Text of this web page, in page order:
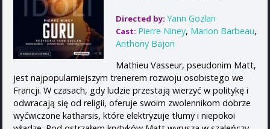
Directed by: Yann Gozlan
Cast: Pierre Niney, Marion Barbeau,
Anthony Bajon
Mathieu Vasseur, pseudonim Matt,
jest najpopularniejszym trenerem rozwoju osobistego we
Francji. W czasach, gdy ludzie przestają wierzyć w politykę i
odwracają się od religii, oferuje swoim zwolennikom dobrze
wyćwiczone katharsis, które elektryzuje tłumy i niepokoi